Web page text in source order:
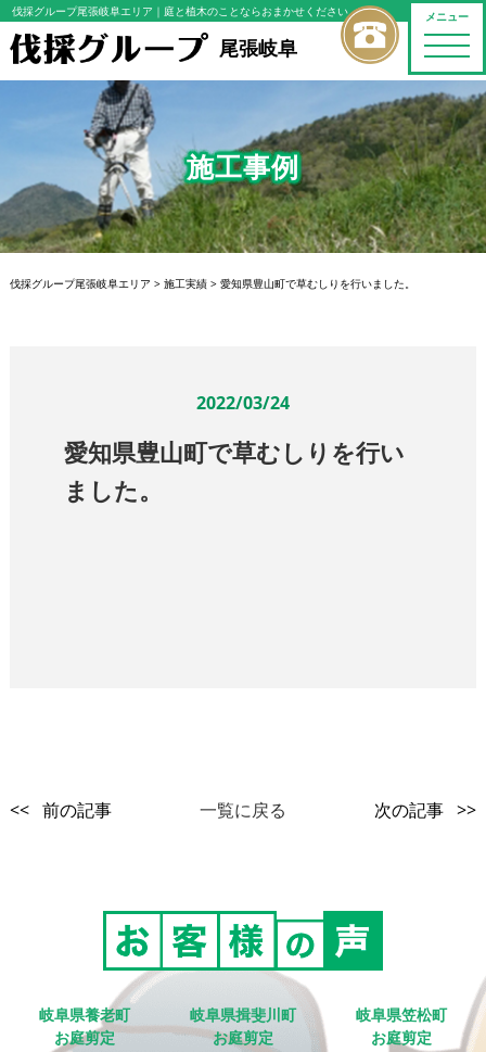
メニュー
toggle
伐採グループ尾張岐阜エリア ｜庭と植木のことならおまかせください
尾張岐阜
施工事例
伐採グループ尾張岐阜エリア > 施工実績> 愛知県豊山町で草むしりを行いました。
2022/03/24
愛知県豊山町で草むしりを行い
ました。
<< 前の記事 一覧に戻る 次の記事 >>
岐阜県養老町
お庭剪定
岐阜県揖斐川町
お庭剪定
岐阜県笠松町
お庭剪定